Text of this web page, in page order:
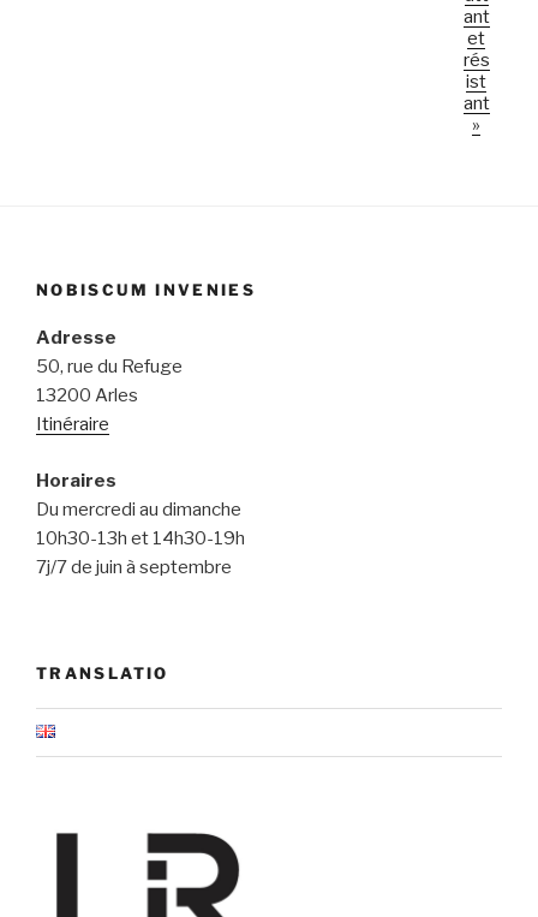
ant
et
rés
ist
ant
»
NOBISCUM INVENIES
Adresse
50, rue du Refuge
13200 Arles
Itinéraire
Horaires
Du mercredi au dimanche
10h30-13h et 14h30-19h
7j/7 de juin à septembre
TRANSLATIO